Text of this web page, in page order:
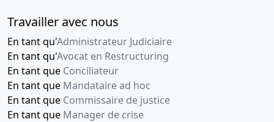
Travailler avec nous
En tant qu'Administrateur Judiciaire
En tant qu'Avocat en Restructuring
En tant que Conciliateur
En tant que Mandataire ad hoc
En tant que Commissaire de justice
En tant que Manager de crise